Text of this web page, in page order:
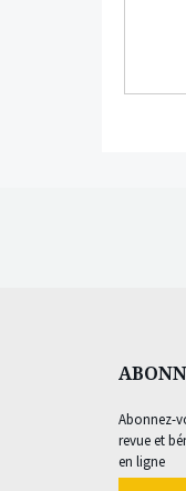
Abonnez-
revue et
en ligne